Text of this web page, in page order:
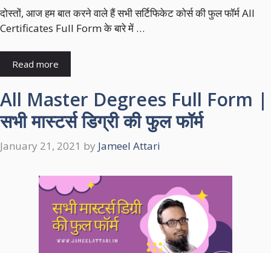
दोस्तों, आज हम बात करने वाले हैं सभी सर्टिफिकेट कोर्स की फुल फॉर्म All
Certificates Full Form के बारे में …
Read more
All Master Degrees Full Form |
सभी मास्टर्स डिग्री की फुल फॉर्म
January 21, 2021 by Jameel Attari